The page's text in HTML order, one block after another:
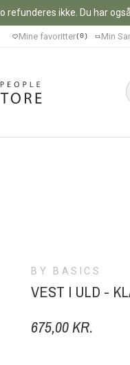
ikke. Du har
Mine favoritter 0 Min
BY BASICS
VEST I ULD -
675,00 KR.